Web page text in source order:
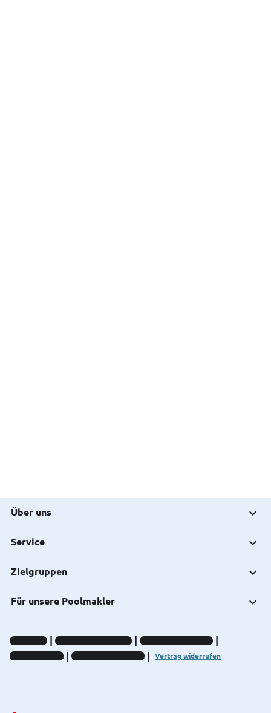
Über uns
Service
Zielgruppen
Für unsere Poolmakler
Impressum Datenschutz-Hinweise
Compliance-Hinweise
Barrierefreiheit
Cookie-Einstellungen Vertrag widerrufen